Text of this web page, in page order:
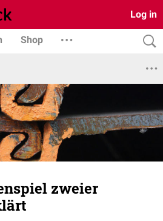
Log in
Shop
zweier